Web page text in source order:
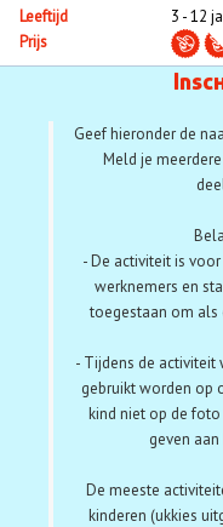
Leeftijd
3 - 12
Prijs
Geef hieronder de
Meld je
- De activiteit is
werknemers en
toegestaan om als
- Tijdens de activiteit
gebruikt worden op
kind niet op de
geven
De meeste
kinderen (ukkies